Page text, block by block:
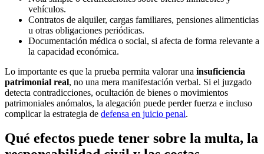
vehículos.
Contratos de alquiler, cargas familiares, pensiones alimenticias
u otras obligaciones periódicas.
Documentación médica o social, si afecta de forma relevante a
la capacidad económica.
Lo importante es que la prueba permita valorar una insuficiencia
patrimonial real, no una mera manifestación verbal. Si el juzgado
detecta contradicciones, ocultación de bienes o movimientos
patrimoniales anómalos, la alegación puede perder fuerza e incluso
complicar la estrategia de defensa en juicio penal.
Qué efectos puede tener sobre la multa, la